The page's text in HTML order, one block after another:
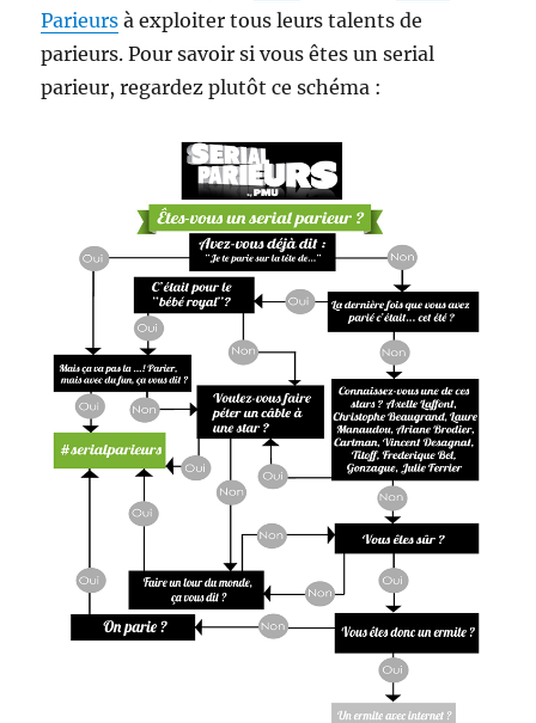
Parieurs à exploiter tous leurs talents de
parieurs. Pour savoir si vous êtes un serial
parieur, regardez plutôt ce schéma :